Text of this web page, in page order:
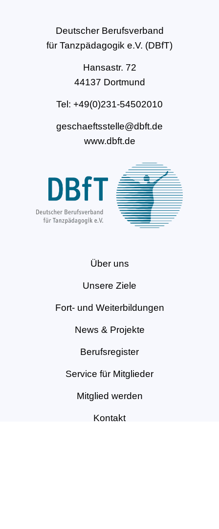
Deutscher Berufsverband
für Tanzpädagogik e.V. (DBfT)
Hansastr. 72
44137 Dortmund
Tel: +49(0)231-54502010
geschaeftsstelle@dbft.de
www.dbft.de
Über uns
Unsere Ziele
Fort- und Weiterbildungen
News & Projekte
Berufsregister
Service für Mitglieder
Mitglied werden
Kontakt